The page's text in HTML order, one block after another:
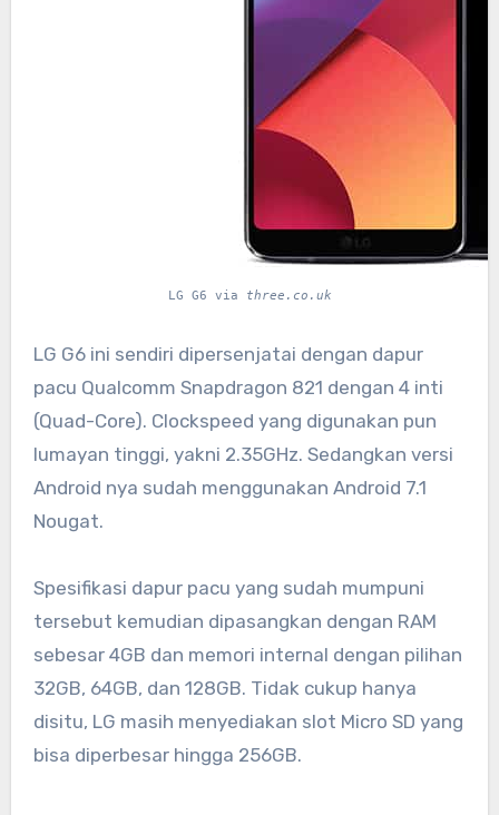
LG G6 via three.co.uk
LG G6 ini sendiri dipersenjatai dengan dapur
pacu Qualcomm Snapdragon 821 dengan 4 inti
(Quad-Core). Clockspeed yang digunakan pun
lumayan tinggi, yakni 2.35GHz. Sedangkan versi
Android nya sudah menggunakan Android 7.1
Nougat.
Spesifikasi dapur pacu yang sudah mumpuni
tersebut kemudian dipasangkan dengan RAM
sebesar 4GB dan memori internal dengan pilihan
32GB, 64GB, dan 128GB. Tidak cukup hanya
disitu, LG masih menyediakan slot Micro SD yang
bisa diperbesar hingga 256GB.